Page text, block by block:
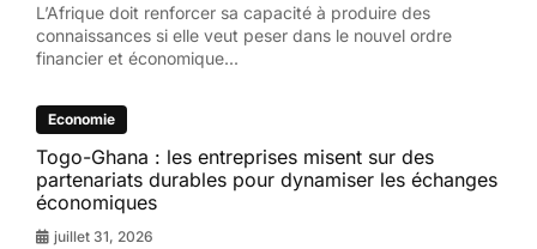
L’Afrique doit renforcer sa capacité à produire des
connaissances si elle veut peser dans le nouvel ordre
financier et économique...
Economie
Togo-Ghana : les entreprises misent sur des
partenariats durables pour dynamiser les échanges
économiques
juillet 31, 2026